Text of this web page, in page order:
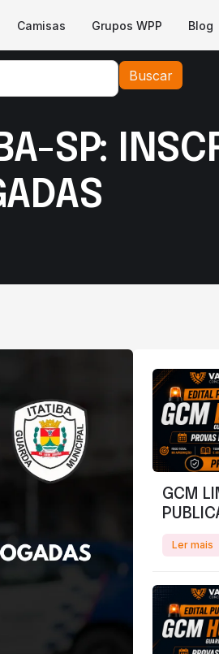
Camisas Grupos WPP Blog
Buscar
SP:
GCM
Ler mais